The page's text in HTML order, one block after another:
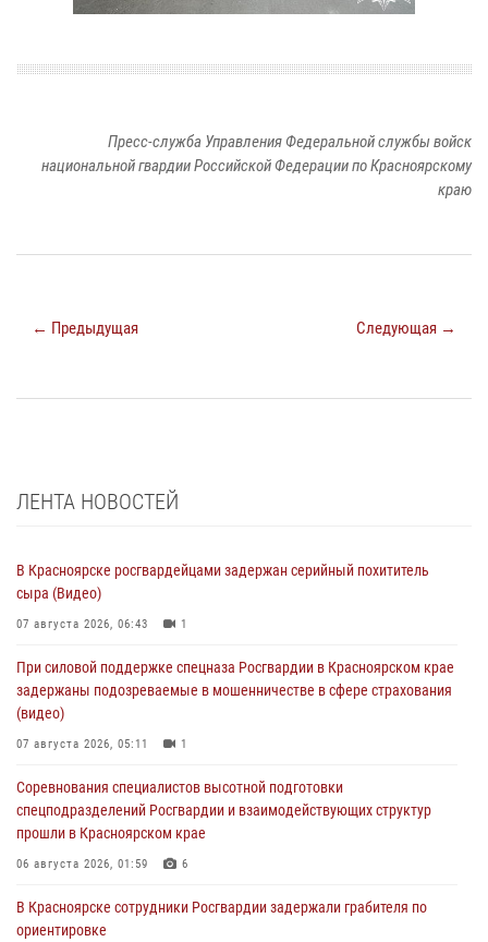
Пресс-служба Управления Федеральной службы войск
национальной гвардии Российской Федерации по Красноярскому
краю
← Предыдущая Следующая →
ЛЕНТА НОВОСТЕЙ
В Красноярске росгвардейцами задержан серийный похититель
сыра (Видео)
07 августа 2026, 06:43 1
При силовой поддержке спецназа Росгвардии в Красноярском крае
задержаны подозреваемые в мошенничестве в сфере страхования
(видео)
07 августа 2026, 05:11 1
Соревнования специалистов высотной подготовки
спецподразделений Росгвардии и взаимодействующих структур
прошли в Красноярском крае
06 августа 2026, 01:59 6
В Красноярске сотрудники Росгвардии задержали грабителя по
ориентировке